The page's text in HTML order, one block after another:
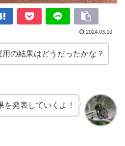
2024.03.10
の結果はどうだったかな？
発表していくよ！